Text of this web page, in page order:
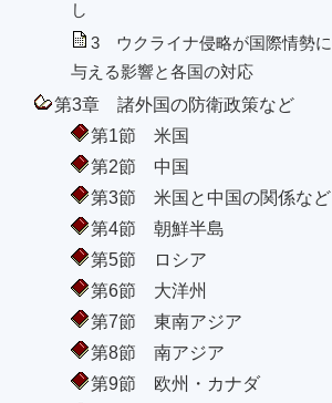
し
3 ウクライナ侵略が国際情勢に
与える影響と各国の対応
第3章 諸外国の防衛政策など
第1節 米国
第2節 中国
第3節 米国と中国の関係など
第4節 朝鮮半島
第5節 ロシア
第6節 大洋州
第7節 東南アジア
第8節 南アジア
第9節 欧州・カナダ